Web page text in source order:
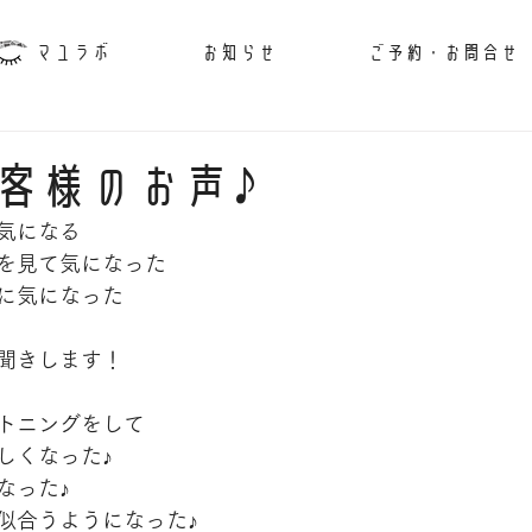
マユラボ お知らせ ご予約・お問合せ
様のお声♪
になる
見て気になった
気になった
きします！
ニングをして
くなった♪
った♪
合うようになった♪